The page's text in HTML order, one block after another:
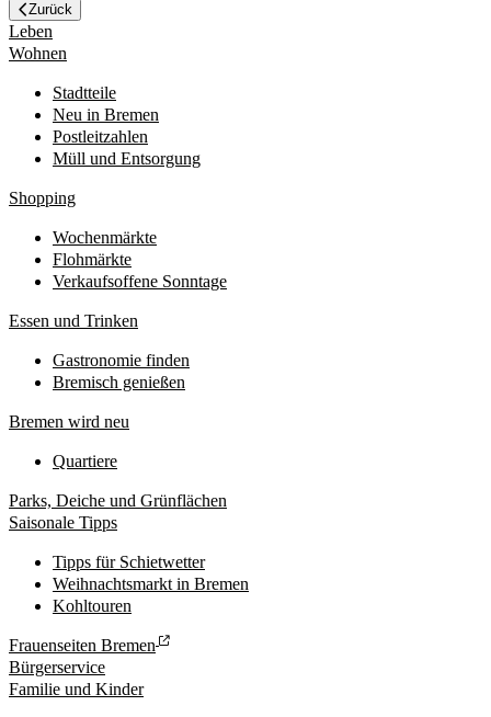
Zurück
Leben
Wohnen
Stadtteile
Neu in Bremen
Postleitzahlen
Müll und Entsorgung
Shopping
Wochenmärkte
Flohmärkte
Verkaufsoffene Sonntage
Essen und Trinken
Gastronomie finden
Bremisch genießen
Bremen wird neu
Quartiere
Parks, Deiche und Grünflächen
Saisonale Tipps
Tipps für Schietwetter
Weihnachtsmarkt in Bremen
Kohltouren
Frauenseiten Bremen
Bürgerservice
Familie und Kinder